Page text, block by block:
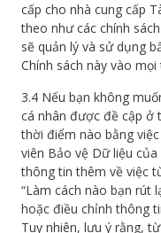
cấp cho nhà cung cấp
theo như các chính
sẽ quản lý và sử dụng
Chính sách này vào
3.4 Nếu bạn không
cá nhân được đề cập ở
thời điểm nào bằng
viên Bảo vệ Dữ liệu
thông tin thêm về việc
“Làm cách nào bạn rút
hoặc điều chỉnh thông
Tuy nhiên, lưu ý rằng,